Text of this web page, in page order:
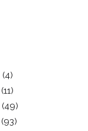
(4)
(11)
(49)
(93)